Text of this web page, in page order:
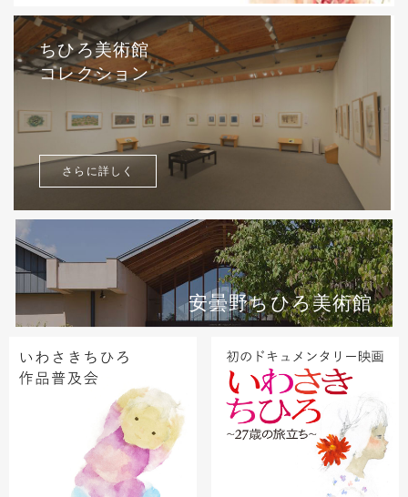
ちひろ美術館
コレクション
さらに詳しく
安曇野ちひろ美術館